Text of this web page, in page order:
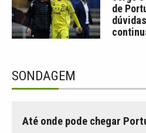
de
SONDAGEM
Até onde pode chegar